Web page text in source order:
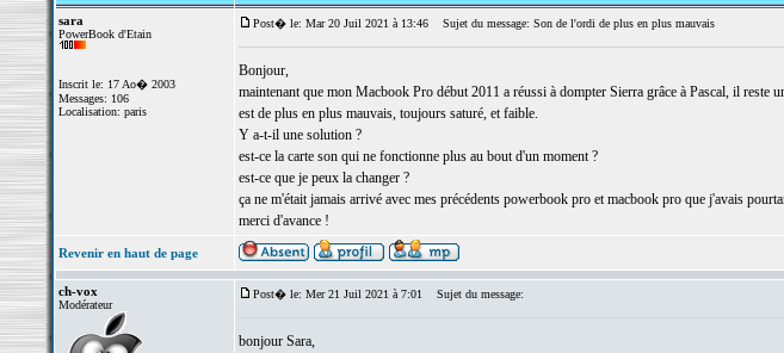
sara
PowerBook d'Etain
Inscrit le: 17 Ao� 2003
Messages: 106
Localisation: paris
Post� le: Mar 20 Juil 2021 à 13:46 Sujet du message: Son de l'ordi de plus en plus mauvais
Bonjour,
maintenant que mon Macbook Pro début 2011 a réussi à dompter Sierra grâce à Pascal, il
est de plus en plus mauvais, toujours saturé, et faible.
Y a-t-il une solution ?
est-ce la carte son qui ne fonctionne plus au bout d'un moment ?
est-ce que je peux la changer ?
ça ne m'était jamais arrivé avec mes précédents powerbook pro et macbook pro que j'avais
merci d'avance !
Revenir en haut de page
ch-vox
Modérateur
Post� le: Mer 21 Juil 2021 à 7:01 Sujet du message:
bonjour Sara,